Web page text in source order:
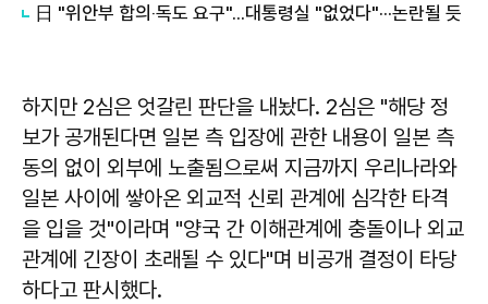
日 "위안부 합의‧독도 요구"...대통령실 "없었다"···논란될 듯
하지만 2심은 엇갈린 판단을 내놨다. 2심은 "해당 정
보가 공개된다면 일본 측 입장에 관한 내용이 일본 측
동의 없이 외부에 노출됨으로써 지금까지 우리나라와
일본 사이에 쌓아온 외교적 신뢰 관계에 심각한 타격
을 입을 것"이라며 "양국 간 이해관계에 충돌이나 외교
관계에 긴장이 초래될 수 있다"며 비공개 결정이 타당
하다고 판시했다.